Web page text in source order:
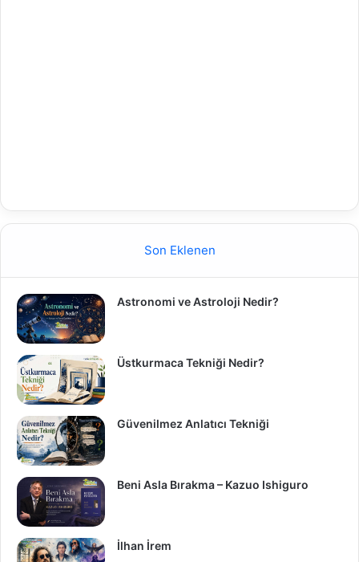
Son Eklenen
Astronomi ve Astroloji Nedir?
Üstkurmaca Tekniği Nedir?
Güvenilmez Anlatıcı Tekniği
Beni Asla Bırakma – Kazuo Ishiguro
İlhan İrem